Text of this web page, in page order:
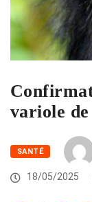
variole de
SANTÉ
18/05/2025